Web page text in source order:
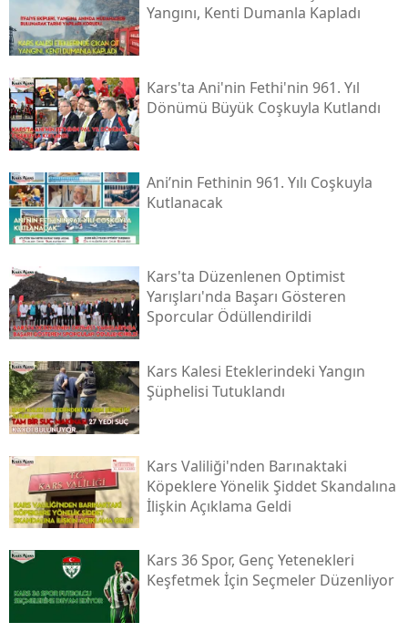
Malatya
Kahramanmaraş
Muğla
Niğde
Ordu
Rize
Siirt
Sinop
Sivas
Tekirdağ
Yangını, Kenti Dumanla Kapladı
Kars'ta Ani'nin Fethi'nin 961. Yıl
Dönümü Büyük Coşkuyla Kutlandı
Ani’nin Fethinin 961. Yılı Coşkuyla
Kutlanacak
Kars'ta Düzenlenen Optimist
Yarışları'nda Başarı Gösteren
Sporcular Ödüllendirildi
Kars Kalesi Eteklerindeki Yangın
Şüphelisi Tutuklandı
Kars Valiliği'nden Barınaktaki
Köpeklere Yönelik Şiddet Skandalına
İlişkin Açıklama Geldi
Kars 36 Spor, Genç Yetenekleri
Keşfetmek İçin Seçmeler Düzenliyor